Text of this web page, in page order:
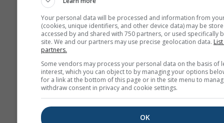
HARMN-5
Central Europe 5.0 km
GFS-40
Global40.0 km
180 სთ (3-hourly)
NAM-12
Your personal data will be processed and information from
(cookies, unique identifiers, and other device data) may be
accessed by and shared with 750 partners, or used specifically
site. We and our partners may use precise geolocation data.
partners.
Some vendors may process your personal data on the basis of
interest, which you can object to by managing your options
for a link at the bottom of this page or in the site menu to
withdraw consent in privacy and cookie settings.
OK